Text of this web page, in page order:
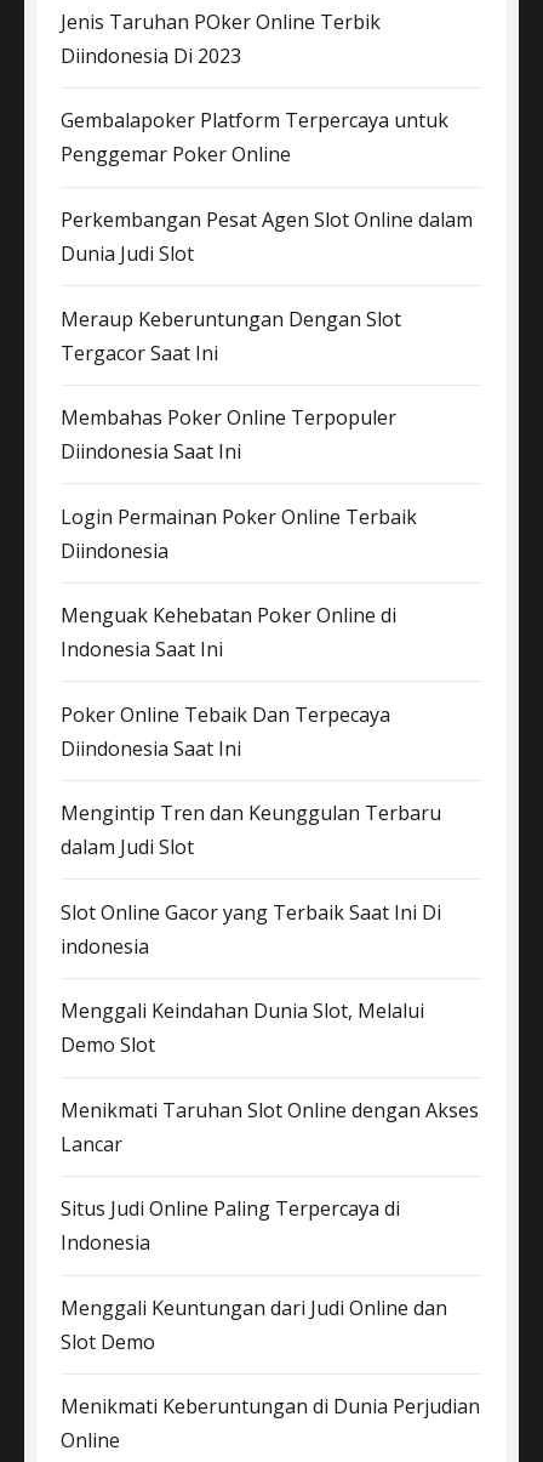
Jenis Taruhan POker Online Terbik
Diindonesia Di 2023
Gembalapoker Platform Terpercaya untuk
Penggemar Poker Online
Perkembangan Pesat Agen Slot Online dalam
Dunia Judi Slot
Meraup Keberuntungan Dengan Slot
Tergacor Saat Ini
Membahas Poker Online Terpopuler
Diindonesia Saat Ini
Login Permainan Poker Online Terbaik
Diindonesia
Menguak Kehebatan Poker Online di
Indonesia Saat Ini
Poker Online Tebaik Dan Terpecaya
Diindonesia Saat Ini
Mengintip Tren dan Keunggulan Terbaru
dalam Judi Slot
Slot Online Gacor yang Terbaik Saat Ini Di
indonesia
Menggali Keindahan Dunia Slot, Melalui
Demo Slot
Menikmati Taruhan Slot Online dengan Akses
Lancar
Situs Judi Online Paling Terpercaya di
Indonesia
Menggali Keuntungan dari Judi Online dan
Slot Demo
Menikmati Keberuntungan di Dunia Perjudian
Online